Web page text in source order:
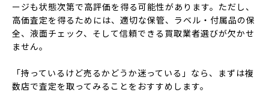
ージも状態次第で高評価を得る可能性があります。ただし、
高価査定を得るためには、適切な保管、ラベル・付属品の保
全、液面チェック、そして信頼できる買取業者選びが欠かせ
ません。
「持っているけど売るかどうか迷っている」なら、まずは複
数店で査定を取ってみることをおすすめします。